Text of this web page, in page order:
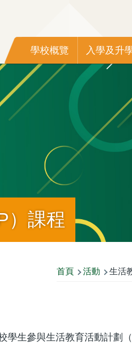
Main
navigation
學校概覽 入學及升
）課程
首頁 活動 生活
學生參與生活教育活動計